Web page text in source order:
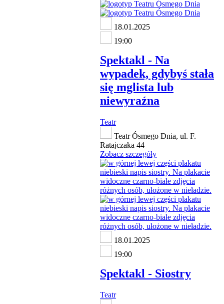
18.01.2025
19:00
Spektakl - Na
wypadek, gdybyś stała
się mglista lub
niewyraźna
Teatr
Teatr Ósmego Dnia, ul. F.
Ratajczaka 44
Zobacz szczegóły
18.01.2025
19:00
Spektakl - Siostry
Teatr